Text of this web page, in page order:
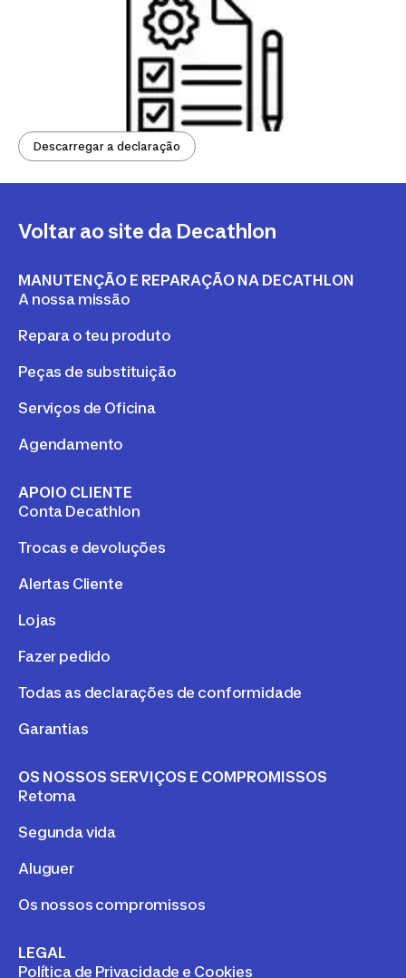
Descarregar a declaração
Voltar ao site da Decathlon
MANUTENÇÃO E REPARAÇÃO NA DECATHLON
A nossa missão
Repara o teu produto
Peças de substituição
Serviços de Oficina
Agendamento
APOIO CLIENTE
Conta Decathlon
Trocas e devoluções
Alertas Cliente
Lojas
Fazer pedido
Todas as declarações de conformidade
Garantias
OS NOSSOS SERVIÇOS E COMPROMISSOS
Retoma
Segunda vida
Aluguer
Os nossos compromissos
LEGAL
Política de Privacidade e Cookies